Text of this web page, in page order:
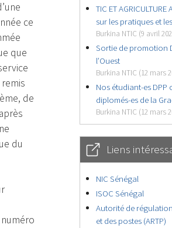
ce
que
de
du
TIC ET
sur les pratiques et
Burkina NTIC (9 avril
Sortie de promotion
l’Ouest
Burkina NTIC (12 mars
Nos étudiant-es DPP
diplomés-es de la
Burkina NTIC (12 mars
Liens
NIC Sénégal
ISOC Sénégal
Autorité de
et des postes (ARTP)